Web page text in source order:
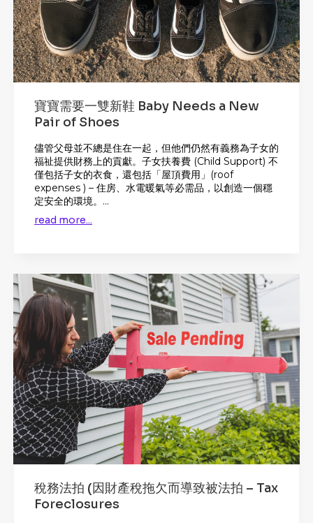
寶寶需要一雙新鞋 Baby Needs a New
Pair of Shoes
儘管父母並不總是住在一起，但他們仍然有義務為子女的
福祉提供財務上的貢獻。子女扶養費 (Child Support) 不
僅包括子女的衣食，還包括「屋頂費用」(roof
expenses ) – 住房、水電暖氣等必需品，以創造一個穩
定安全的環境。...
read more...
稅務法拍 (因財產稅拖欠而導致被法拍 – Tax
Foreclosures